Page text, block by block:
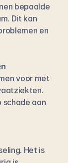
bepaalde
Dit kan
en
voor met
schade aan
Het is